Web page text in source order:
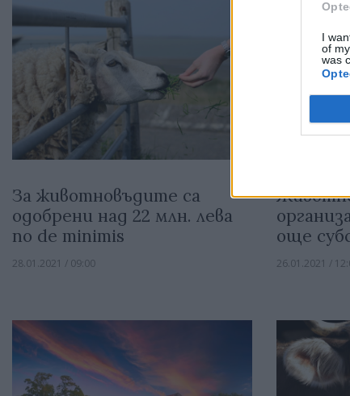
I
of
was
За животновъдите са
одобрени над 22 млн. лева
по de minimis
28.01.2021 / 09:00
още
26.01.2021 /